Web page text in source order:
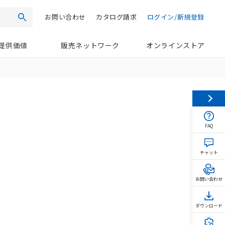
検索 ログイン/新規登録
カタログ請求
お問い合わせ
供価値 販売ネットワーク オンラインストア
FAQ
チャット
お問い合わせ
ダウンロード